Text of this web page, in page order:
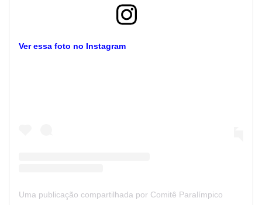
Ver essa foto no Instagram
Uma publicação compartilhada por Comitê Paralímpico